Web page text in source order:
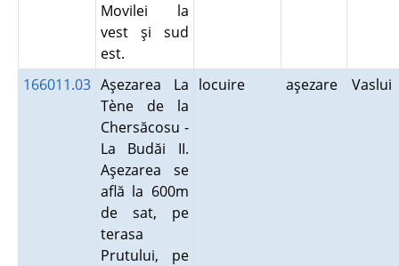
Movilei la
vest şi sud
est.
166011.03 Aşezarea La
Tène de la
Chersăcosu -
La Budăi II.
Aşezarea se
află la 600m
de sat, pe
terasa
Prutului, pe
locuire aşezare Vaslui